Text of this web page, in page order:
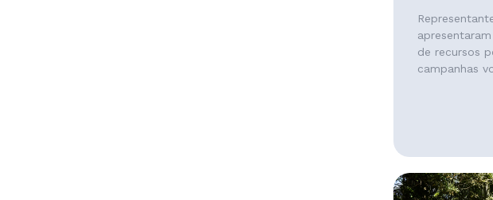
de recursos
campanhas